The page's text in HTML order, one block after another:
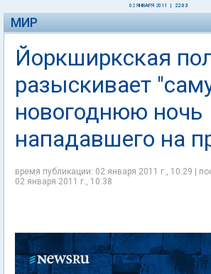
02 ЯНВАРЯ 2011 22:03
МИР
Йоркширкская
разыскивает
новогоднюю ночь
нападавшего на
время публикации: 02 января 2011 г., 10:29 |
02 января 2011 г., 10:38